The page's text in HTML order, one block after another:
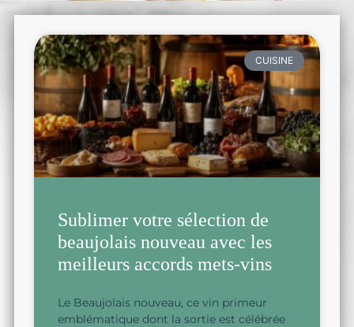
CUISINE
Sublimer votre sélection de
beaujolais nouveau avec les
meilleurs accords mets-vins
Le Beaujolais nouveau, ce vin primeur
emblématique dont la sortie est célébrée